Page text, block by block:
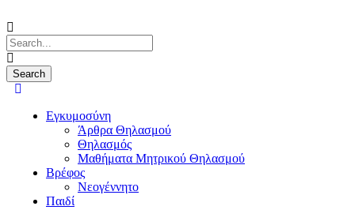
Εγκυμοσύνη
Άρθρα Θηλασμού
Θηλασμός
Μαθήματα Μητρικού Θηλασμού
Βρέφος
Νεογέννητο
Παιδί